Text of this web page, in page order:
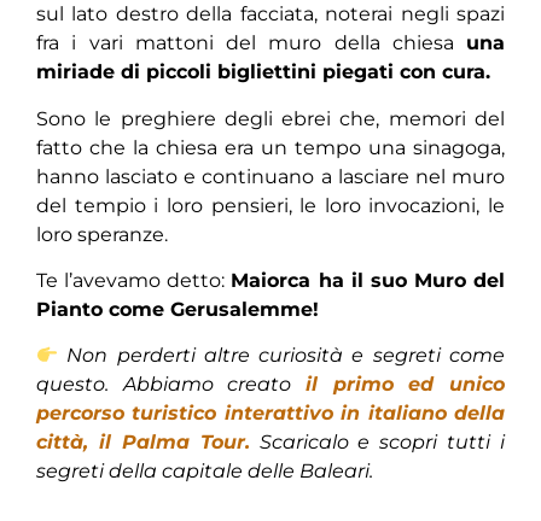
sul lato destro della facciata, noterai negli spazi
fra i vari mattoni del muro della chiesa una
miriade di piccoli bigliettini piegati con cura.
Sono le preghiere degli ebrei che, memori del
fatto che la chiesa era un tempo una sinagoga,
hanno lasciato e continuano a lasciare nel muro
del tempio i loro pensieri, le loro invocazioni, le
loro speranze.
Te l’avevamo detto: Maiorca ha il suo Muro del
Pianto come Gerusalemme!
Non perderti altre curiosità e segreti come
questo. Abbiamo creato il primo ed unico
percorso turistico interattivo in italiano della
città, il Palma Tour. Scaricalo e scopri tutti i
segreti della capitale delle Baleari.